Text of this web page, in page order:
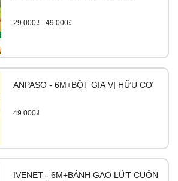
29.000₫ - 49.000₫
ANPASO - 6M+BỘT GIA VỊ HỮU CƠ
49.000₫
IVENET - 6M+BÁNH GẠO LỨT CUỘN